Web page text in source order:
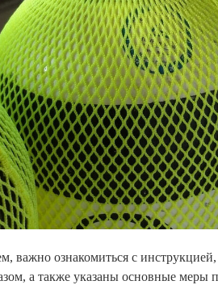
важно ознакомиться с
а также указаны основные меры